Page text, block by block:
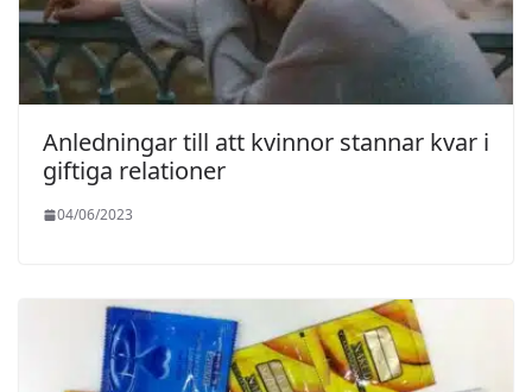
Anledningar till att kvinnor stannar kvar i
giftiga relationer
04/06/2023